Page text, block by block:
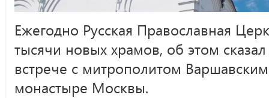
Ежегодно Русская Православная
тысячи новых храмов, об этом
встрече с митрополитом
монастыре Москвы.